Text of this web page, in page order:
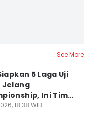
See More
5 Laga Uji
Jelang
Ini Tim
Lawan
18:38 WIB